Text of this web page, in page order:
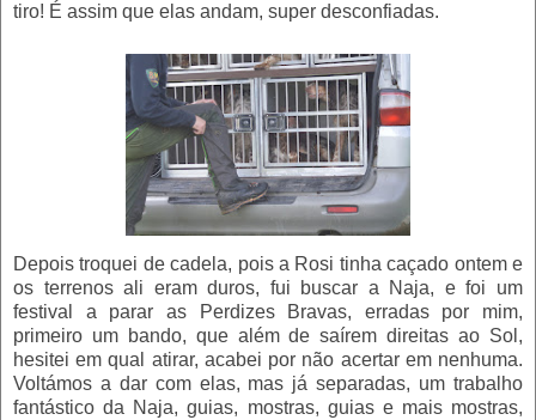
tiro! É assim que elas andam, super desconfiadas.
Depois troquei de cadela, pois a Rosi tinha caçado ontem e
os terrenos ali eram duros, fui buscar a Naja, e foi um
festival a parar as Perdizes Bravas, erradas por mim,
primeiro um bando, que além de saírem direitas ao Sol,
hesitei em qual atirar, acabei por não acertar em nenhuma.
Voltámos a dar com elas, mas já separadas, um trabalho
fantástico da Naja, guias, mostras, guias e mais mostras,